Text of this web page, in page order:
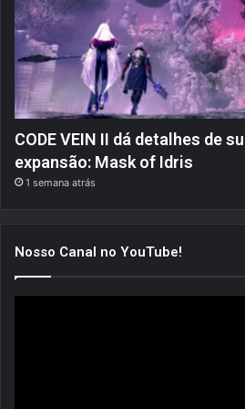
CODE VEIN II dá detalhes de
expansão: Mask of Idris
1 semana atrás
Nosso Canal no YouTube!